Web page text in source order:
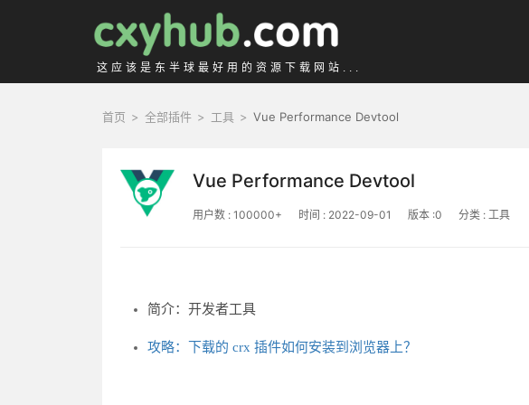
这应该是东半球最好用的资源下载网站...
首页 > 全部插件 > 工具 > Vue Performance Devtool
Vue Performance Devtool
用户数 : 100000+ 时间 : 2022-09-01 版本 :0 分类 : 工具
简介：开发者工具
攻略：下载的 crx 插件如何安装到浏览器上？